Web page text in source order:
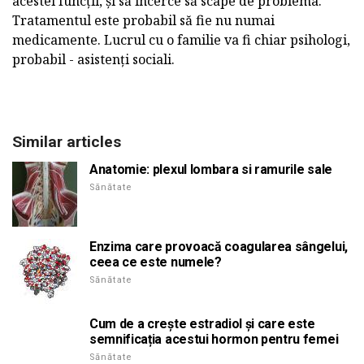
Tratamentul este probabil să fie nu numai
medicamente. Lucrul cu o familie va fi chiar psihologi,
probabil - asistenți sociali.
Similar articles
Anatomie: plexul lombara si ramurile sale
Sănătate
Enzima care provoacă coagularea sângelui,
ceea ce este numele?
Sănătate
Cum de a crește estradiol și care este
semnificația acestui hormon pentru femei
Sănătate